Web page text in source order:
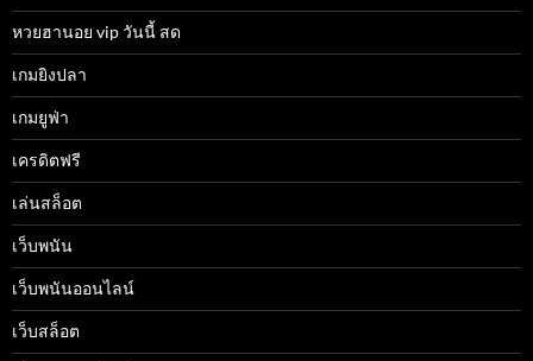
หวยฮานอย vip วันนี้ สด
เกมยิงปลา
เกมยูฟ่า
เครดิตฟรี
เล่นสล็อต
เว็บพนัน
เว็บพนันออนไลน์
เว็บสล็อต